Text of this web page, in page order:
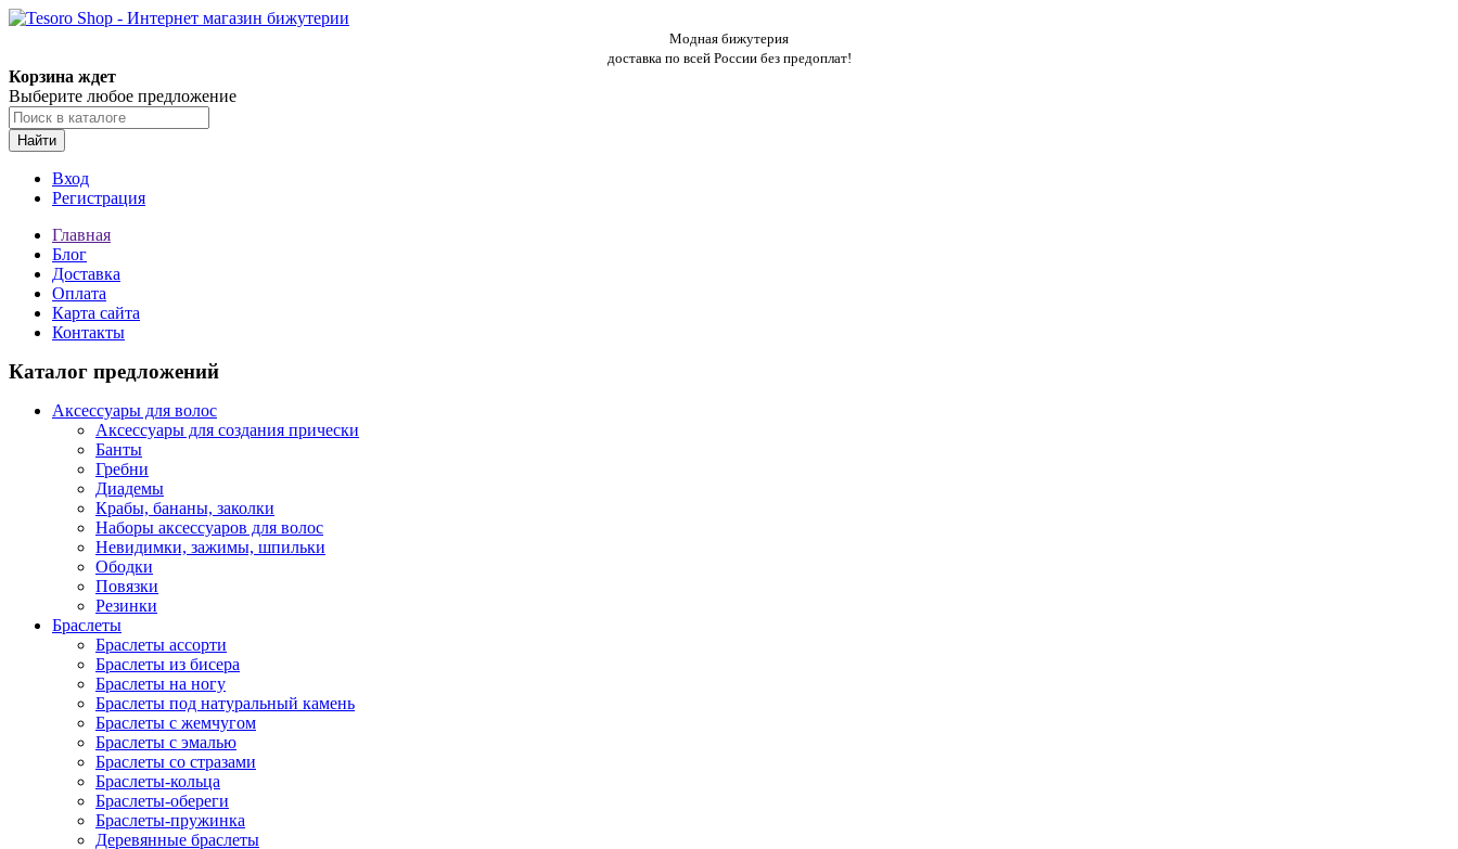
Модная бижутерия
доставка по всей России без предоплат!
Корзина ждет
Выберите любое предложение
Найти
Вход
Регистрация
Главная
Блог
Доставка
Оплата
Карта сайта
Контакты
Каталог предложений
Аксессуары для волос
Аксессуары для создания прически
Банты
Гребни
Диадемы
Крабы, бананы, заколки
Наборы аксессуаров для волос
Невидимки, зажимы, шпильки
Ободки
Повязки
Резинки
Браслеты
Браслеты ассорти
Браслеты из бисера
Браслеты на ногу
Браслеты под натуральный камень
Браслеты с жемчугом
Браслеты с эмалью
Браслеты со стразами
Браслеты-кольца
Браслеты-обереги
Браслеты-пружинка
Деревянные браслеты